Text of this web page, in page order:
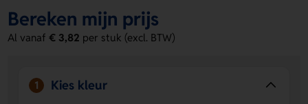
Voordelen van de Ruttata Glazen
Lunchbox
wat erin zit.
Bedrukking mogelijk op twee posities
Bereken mijn prijs
Al vanaf€ 3,82 per stuk (excl. BTW)
1 Kies kleur